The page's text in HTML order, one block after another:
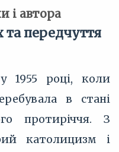
і автора
та передчуття
1955 році, коли
в стані
протиріччя. З
католицизм і